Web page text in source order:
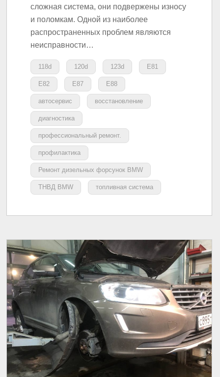
сложная система, они подвержены износу
и поломкам. Одной из наиболее
распространенных проблем являются
неисправности…
118d 120d 123d E81
E82 E87 E88
автосервис восстановление
диагностика
профессиональный ремонт.
профилактика
Ремонт дизельных форсунок BMW
ТНВД BMW топливная система